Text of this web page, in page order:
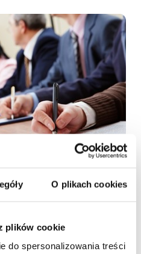
O plikach cookies
plików cookie
do spersonalizowania treści
środków publicznych